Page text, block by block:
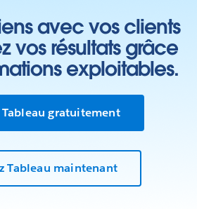
avec vos clients
vos résultats grâce
exploitables.
Tableau gratuitement
Tableau maintenant